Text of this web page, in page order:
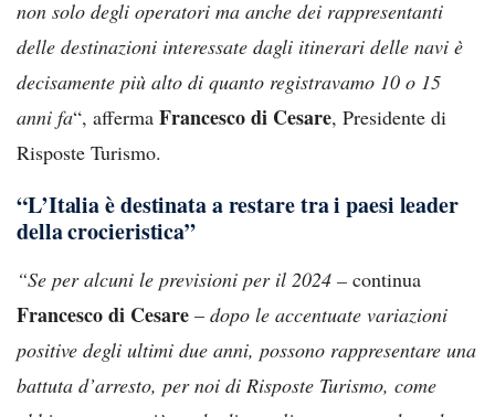
non solo degli operatori ma anche dei rappresentanti
delle destinazioni interessate dagli itinerari delle navi è
decisamente più alto di quanto registravamo 10 o 15
anni fa“, afferma Francesco di Cesare, Presidente di
Risposte Turismo.
“L’Italia è destinata a restare tra i paesi leader
della crocieristica”
“Se per alcuni le previsioni per il 2024 – continua
Francesco di Cesare – dopo le accentuate variazioni
positive degli ultimi due anni, possono rappresentare una
battuta d’arresto, per noi di Risposte Turismo, come